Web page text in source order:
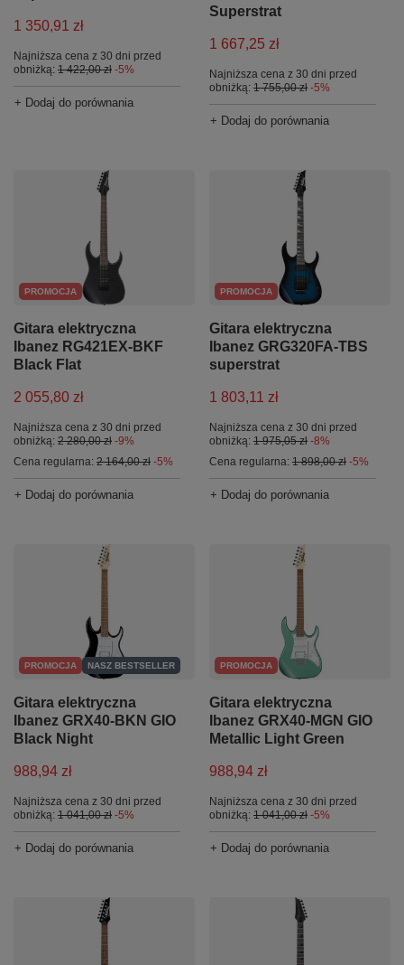
1 350,91 zł
Najniższa cena z 30 dni przed
obniżką: 1 422,00 zł -5%
+ Dodaj do porównania
Superstrat
1 667,25 zł
Najniższa cena z 30 dni przed
obniżką: 1 755,00 zł -5%
+ Dodaj do porównania
PROMOCJA
Gitara elektryczna
Ibanez RG421EX-BKF
Black Flat
2 055,80 zł
Najniższa cena z 30 dni przed
obniżką: 2 280,00 zł -9%
Cena regularna: 2 164,00 zł -5%
+ Dodaj do porównania
PROMOCJA
Gitara elektryczna
Ibanez GRG320FA-TBS
superstrat
1 803,11 zł
Najniższa cena z 30 dni przed
obniżką: 1 975,05 zł -8%
Cena regularna: 1 898,00 zł -5%
+ Dodaj do porównania
PROMOCJA NASZ BESTSELLER
Gitara elektryczna
Ibanez GRX40-BKN GIO
Black Night
988,94 zł
Najniższa cena z 30 dni przed
obniżką: 1 041,00 zł -5%
+ Dodaj do porównania
PROMOCJA
Gitara elektryczna
Ibanez GRX40-MGN GIO
Metallic Light Green
988,94 zł
Najniższa cena z 30 dni przed
obniżką: 1 041,00 zł -5%
+ Dodaj do porównania